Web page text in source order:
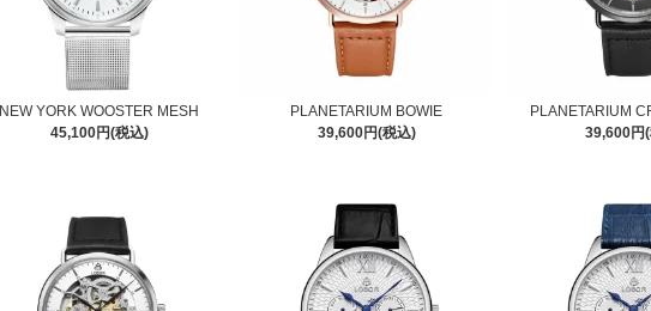
NEW YORK WOOSTER MESH
45,100円(税込)
PLANETARIUM BOWIE
39,600円(税込)
PLANETARIUM
39,600円